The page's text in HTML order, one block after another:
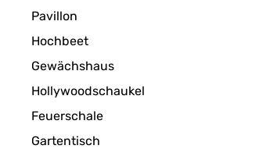
Pavillon
Hochbeet
Gewächshaus
Hollywoodschaukel
Feuerschale
Gartentisch